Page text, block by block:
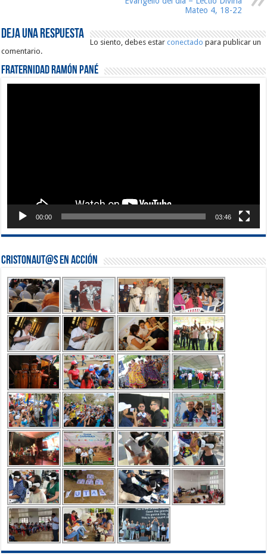
Mateo 4, 18-22
Deja una respuesta
Lo siento, debes estarconectado para publicar un
comentario.
Fraternidad Ramón Pané
00:00 03:46
Cristonaut@s en Acción